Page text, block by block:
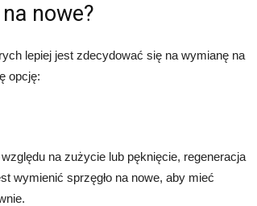
nowe?
lepiej jest zdecydować się na wymianę na
opcję:
na zużycie lub pęknięcie, regeneracja
wymienić sprzęgło na nowe, aby mieć